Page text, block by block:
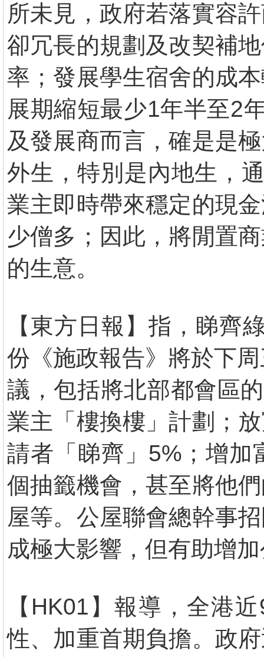
所未見，政府若落實容
卻冗長的規劃及改契補
率；發展學生宿舍的成
展期縮短最少1年半至2
及發展商而言，確是是
外生，特別是內地生，
業主即時帶來穩定的現
少僧多；因此，將閒置
的生意。
【東方日報】指，睇齊
份《施政報告》將於下
議，包括將北部都會區
業主「樓換樓」計劃；
請者「睇齊」5%；增加
個抽籤機會，甚至將他
屋等。公屋聯會總幹事
成極大影響，但有助增
【HK01】報導，全港
性、加重首期負擔。政